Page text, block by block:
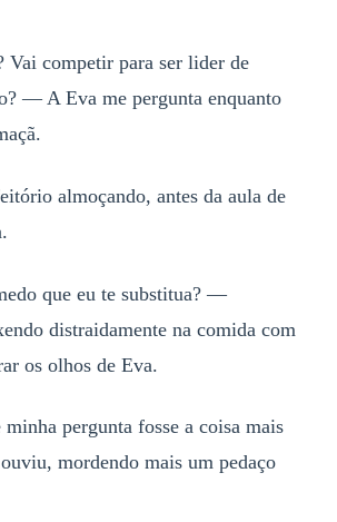
competir para ser lider de
— A Eva me pergunta enquanto
almoçando, antes da aula de
que eu te substitua? —
distraidamente na comida com
os olhos de Eva.
pergunta fosse a coisa mais
mordendo mais um pedaço